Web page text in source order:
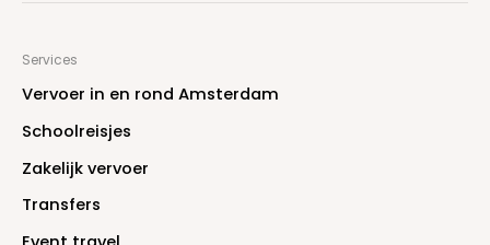
Services
Vervoer in en rond Amsterdam
Schoolreisjes
Zakelijk vervoer
Transfers